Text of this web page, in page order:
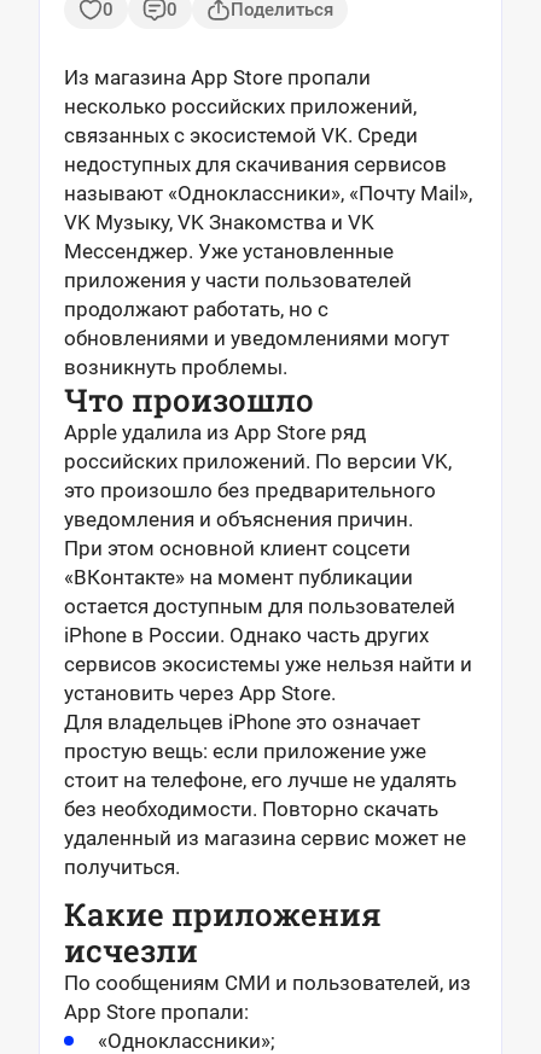
0
0 Поделиться
Из магазина App Store пропали
несколько российских приложений,
связанных с экосистемой VK. Среди
недоступных для скачивания сервисов
называют «Одноклассники», «Почту Mail»,
VK Музыку, VK Знакомства и VK
Мессенджер. Уже установленные
приложения у части пользователей
продолжают работать, но с
обновлениями и уведомлениями могут
возникнуть проблемы.
Что произошло
Apple удалила из App Store ряд
российских приложений. По версии VK,
это произошло без предварительного
уведомления и объяснения причин.
При этом основной клиент соцсети
«ВКонтакте» на момент публикации
остается доступным для пользователей
iPhone в России. Однако часть других
сервисов экосистемы уже нельзя найти и
установить через App Store.
Для владельцев iPhone это означает
простую вещь: если приложение уже
стоит на телефоне, его лучше не удалять
без необходимости. Повторно скачать
удаленный из магазина сервис может не
получиться.
Какие приложения
исчезли
По сообщениям СМИ и пользователей, из
App Store пропали:
«Одноклассники»;